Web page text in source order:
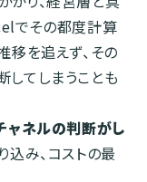
でその都度計算
移を追えず、その
てしまうことも
ャネルの判断がし
込み、コストの最